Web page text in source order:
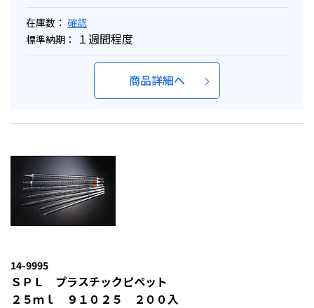
在庫数： 確認
標準納期：
１週間程度
商品詳細へ
14-9995
ＳＰＬ プラスチックピペット
２５ｍｌ ９１０２５ ２００入